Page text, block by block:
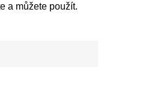
a můžete použít.